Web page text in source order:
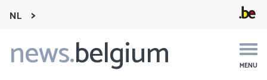
NL
news.belgium MENU
Main
navigation